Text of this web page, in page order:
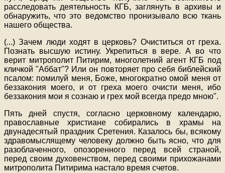
расследовать деятельность КГБ, заглянуть в архивы и
обнаружить, что это ведомство пронизывало всю ткань
нашего общества.
(...) Зачем люди ходят в церковь? Очиститься от греха.
Познать высшую истину. Укрепиться в вере. А во что
верит митрополит Питирим, многолетний агент КГБ под
кличкой "Аббат"? Или он повторяет про себя библейский
псалом: помилуй меня, Боже, многократно омой меня от
беззакония моего, и от греха моего очисти меня, ибо
беззакония мои я сознаю и грех мой всегда предо мною".
Пять дней спустя, согласно церковному календарю,
православные христиане собирались в храмы на
двунадесятый праздник Сретения. Казалось бы, всякому
здравомыслящему человеку должно быть ясно, что для
разоблаченного, опозоренного перед всей страной,
перед своим духовенством, перед своими прихожанами
митрополита Питирима настало время счетов.